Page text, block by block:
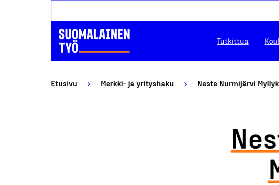
Tutkittua
Etusivu Merkki- ja yrityshaku Neste Nurmijärvi